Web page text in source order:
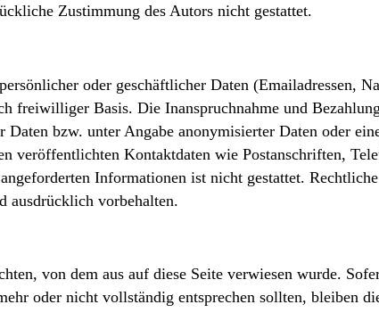
Zustimmung des Autors nicht gestattet.
oder geschäftlicher Daten (Emailadressen,
freiwilliger Basis. Die Inanspruchnahme und
bzw. unter Angabe anonymisierter Daten oder
veröffentlichten Kontaktdaten wie Postanschriften,
Informationen ist nicht gestattet.
ausdrücklich vorbehalten.
von dem aus auf diese Seite verwiesen wurde.
oder nicht vollständig entsprechen sollten, bleiben